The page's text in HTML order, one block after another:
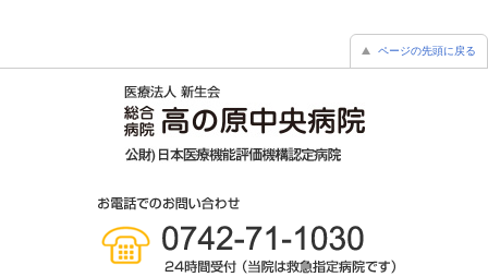
ページの先頭に戻る